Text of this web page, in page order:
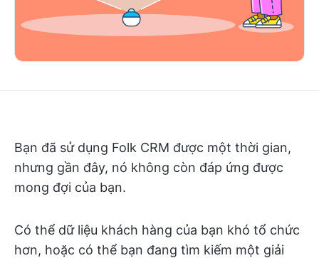
Bạn đã sử dụng Folk CRM được một thời gian,
nhưng gần đây, nó không còn đáp ứng được
mong đợi của bạn.
Có thể dữ liệu khách hàng của bạn khó tổ chức
hơn, hoặc có thể bạn đang tìm kiếm một giải